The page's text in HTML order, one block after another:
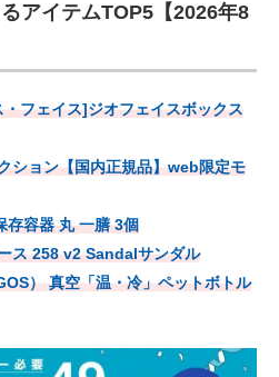
アイテムTOP5【2026年8
フェイス]ジオフェイスボックス
ション【国内正規品】web限定モ
存容器 丸 一膳 3個
ス 258 v2 Sandalサンダル
） 真空「温・冷」ペットボトル